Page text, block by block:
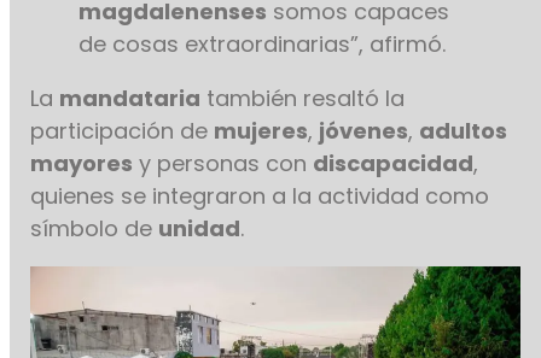
magdalenenses somos capaces
de cosas extraordinarias”, afirmó.
La mandataria también resaltó la
participación de mujeres, jóvenes, adultos
mayores y personas con discapacidad,
quienes se integraron a la actividad como
símbolo de unidad.